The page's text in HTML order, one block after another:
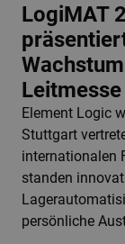
LogiMAT
Leitmesse
Element Logic
Stuttgart
internationalen
standen
persönliche